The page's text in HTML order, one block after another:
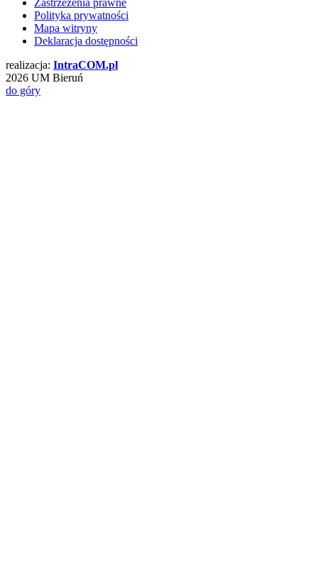
Zastrzeżenia prawne
Polityka prywatności
Mapa witryny
Deklaracja dostępności
realizacja: IntraCOM.pl
2026 UM Bieruń
do góry